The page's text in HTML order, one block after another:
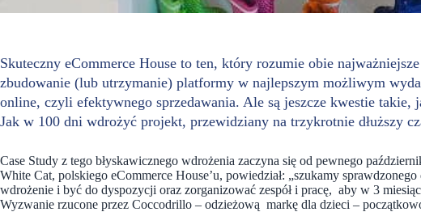
Skuteczny eCommerce House to ten, który rozumie obie
zbudowanie (lub utrzymanie) platformy w najlepszym możliwym
online, czyli efektywnego sprzedawania. Ale są jeszcze kwestie takie,
Jak w 100 dni wdrożyć projekt, przewidziany na trzykrotnie dłuższy
Case Study z tego błyskawicznego wdrożenia zaczyna się od pewnego
White Cat, polskiego eCommerce House’u, powiedział: „szukamy
wdrożenie i być do dyspozycji oraz zorganizować zespół i pracę, aby w 3
Wyzwanie rzucone przez Coccodrillo – odzieżową markę dla dzieci –